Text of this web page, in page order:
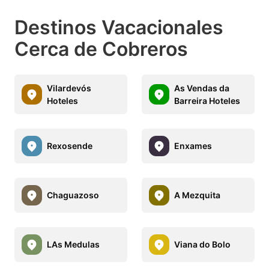
Destinos Vacacionales
Cerca de Cobreros
Vilardevós
Hoteles
As Vendas da
Barreira Hoteles
Rexosende Enxames
Chaguazoso A Mezquita
LAs Medulas Viana do Bolo